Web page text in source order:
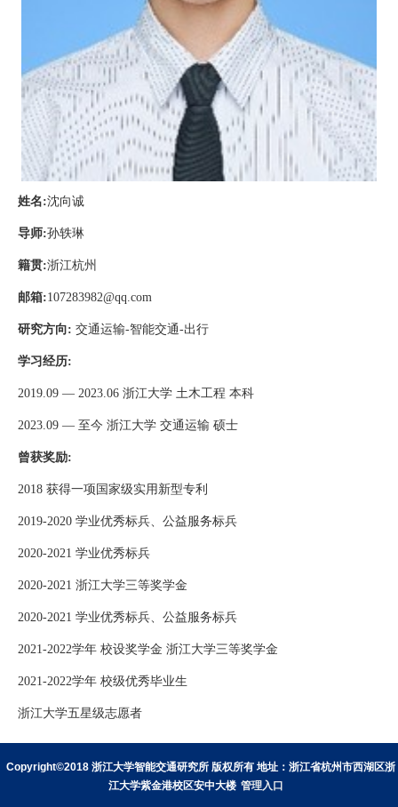
姓名:沈向诚
导师:孙轶琳
籍贯:浙江杭州
邮箱:107283982@qq.com
研究方向: 交通运输-智能交通-出行
学习经历:
2019.09 — 2023.06 浙江大学 土木工程 本科
2023.09 — 至今 浙江大学 交通运输 硕士
曾获奖励:
2018 获得一项国家级实用新型专利
2019-2020 学业优秀标兵、公益服务标兵
2020-2021 学业优秀标兵
2020-2021 浙江大学三等奖学金
2020-2021 学业优秀标兵、公益服务标兵
2021-2022学年 校设奖学金 浙江大学三等奖学金
2021-2022学年 校级优秀毕业生
浙江大学五星级志愿者
Copyright©2018 浙江大学智能交通研究所 版权所有 地址：浙江省杭州市西湖区浙
江大学紫金港校区安中大楼 管理入口